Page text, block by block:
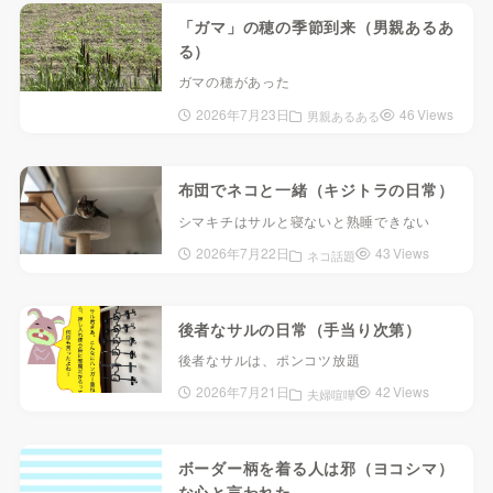
「ガマ」の穂の季節到来（男親あるあ
る）
ガマの穂があった
2026年7月23日
男親あるある 46 Views
布団でネコと一緒（キジトラの日常）
シマキチはサルと寝ないと熟睡できない
2026年7月22日
ネコ話題 43 Views
後者なサルの日常（手当り次第）
後者なサルは、ポンコツ放題
2026年7月21日
夫婦喧嘩 42 Views
ボーダー柄を着る人は邪（ヨコシマ）